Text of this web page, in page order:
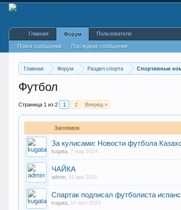
Главная Форум Раздел спорта Спортивные
Футбол
Страница 1 из 2 1 2 Вперёд >
Заголовок
За кулисами: Новости футбола
kugata 7 мар 2024
ЧАЙКА
admin 31 дек 2002
Спартак подписал футболиста
kugata 16 июл 2023
Главная Форум
Поиск сообщений Последние сообщения
Пользователи